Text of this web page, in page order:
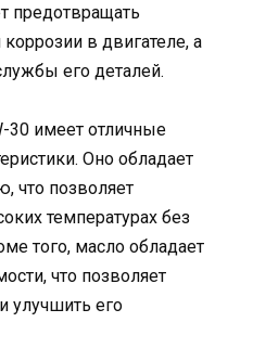
предотвращать
в двигателе, а
его деталей.
30 имеет отличные
Оно обладает
что позволяет
температурах без
того, масло обладает
что позволяет
улучшить его